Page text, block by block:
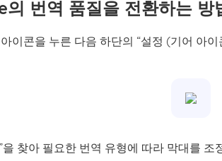
번역 품질을 전환하는 방
이콘을 누른 다음 하단의 “설정 (기어 아
을 찾아 필요한 번역 유형에 따라 막대를 조